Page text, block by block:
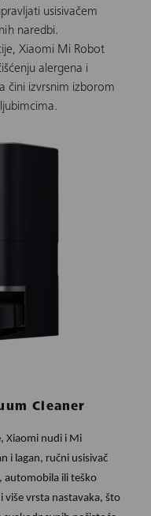
usisivačem
naredbi.
Xiaomi Mi Robot
alergena i
čini izvrsnim izborom
Cleaner
Xiaomi nudi i Mi
i lagan, ručni usisivač
automobila ili teško
vrsta nastavaka, što